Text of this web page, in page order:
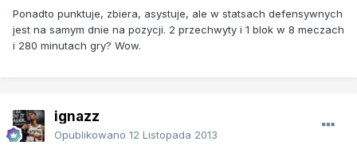
Ponadto punktuje, zbiera, asystuje, ale w statsach defensywnych
jest na samym dnie na pozycji. 2 przechwyty i 1 blok w 8 meczach
i 280 minutach gry? Wow.
ignazz
Opublikowano 12 Listopada 2013